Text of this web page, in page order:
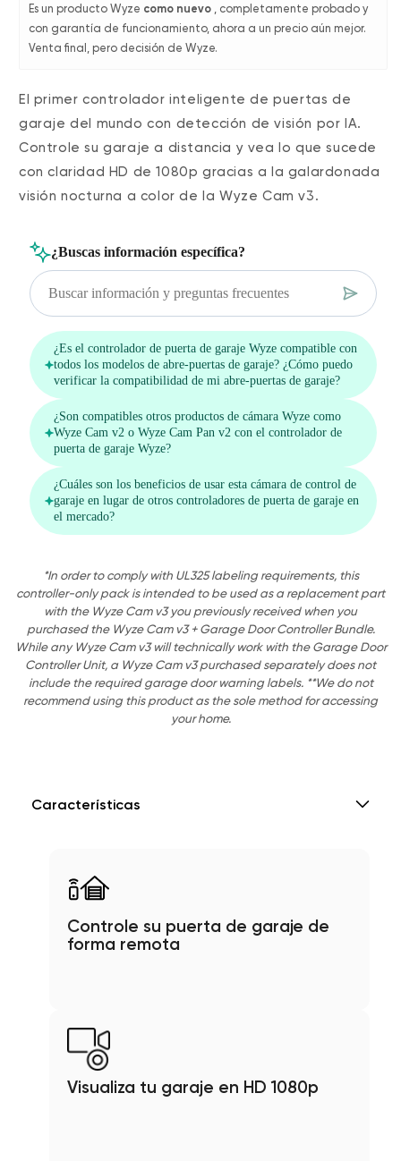
Es un producto Wyze como nuevo , completamente probado y
con garantía de funcionamiento, ahora a un precio aún mejor.
Venta final, pero decisión de Wyze.
El primer controlador inteligente de puertas de
garaje del mundo con detección de visión por IA.
Controle su garaje a distancia y vea lo que sucede
con claridad HD de 1080p gracias a la galardonada
visión nocturna a color de la Wyze Cam v3.
*In order to comply with UL325 labeling requirements, this
controller-only pack is intended to be used as a replacement part
with the Wyze Cam v3 you previously received when you
purchased the Wyze Cam v3 + Garage Door Controller Bundle.
While any Wyze Cam v3 will technically work with the Garage Door
Controller Unit, a Wyze Cam v3 purchased separately does not
include the required garage door warning labels. **We do not
recommend using this product as the sole method for accessing
your home.
Características
Controle su puerta de garaje de
forma remota
Visualiza tu garaje en HD 1080p